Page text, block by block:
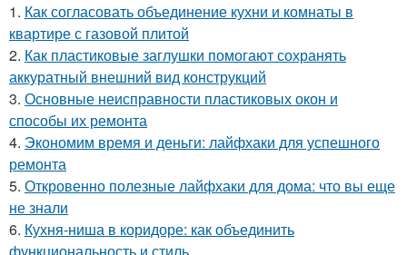
1. Как согласовать объединение кухни и комнаты в
квартире с газовой плитой
2. Как пластиковые заглушки помогают сохранять
аккуратный внешний вид конструкций
3. Основные неисправности пластиковых окон и
способы их ремонта
4. Экономим время и деньги: лайфхаки для успешного
ремонта
5. Откровенно полезные лайфхаки для дома: что вы еще
не знали
6. Кухня-ниша в коридоре: как объединить